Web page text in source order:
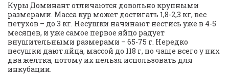
Куры Доминант отличаются довольно крупными
размерами. Масса кур может достигать 1,8-2,3 кг, вес
петухов – до 3 кг. Несушки начинают нестись уже в 4-5
месяцев, и уже самое первое яйцо радует
внушительными размерами – 65-75 г. Нередко
несушки дают яйца, массой до 118 г, но чаще всего у них
два желтка, потому их нельзя использовать для
инкубации.